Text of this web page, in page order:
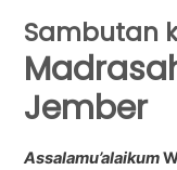
Sambutan
Jember
Assalamu’alaikum